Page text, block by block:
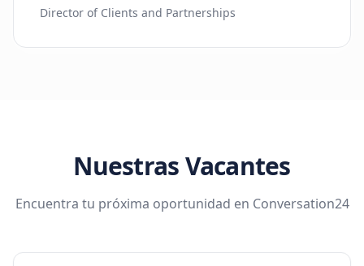
Director of Clients and Partnerships
Nuestras Vacantes
Encuentra tu próxima oportunidad en Conversation24